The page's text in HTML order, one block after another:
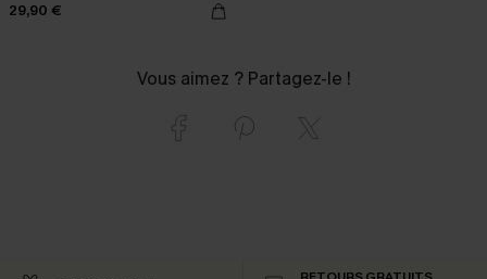
29,90 €
Vous aimez ? Partagez-le !